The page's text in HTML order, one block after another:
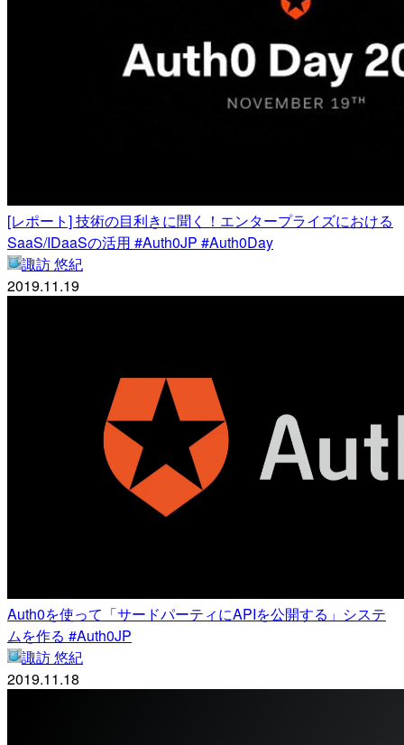
[レポート] 技術の目利きに聞く！エンタープライズにおける
SaaS/IDaaSの活用 #Auth0JP #Auth0Day
諏訪 悠紀
2019.11.19
Auth0を使って「サードパーティにAPIを公開する」システ
ムを作る #Auth0JP
諏訪 悠紀
2019.11.18